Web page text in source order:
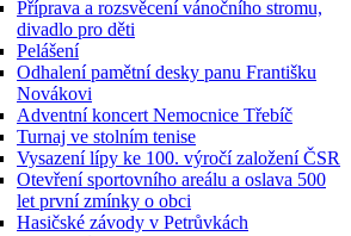
Příprava a rozsvěcení vánočního stromu,
divadlo pro děti
Pelášení
Odhalení pamětní desky panu Františku
Novákovi
Adventní koncert Nemocnice Třebíč
Turnaj ve stolním tenise
Vysazení lípy ke 100. výročí založení ČSR
Otevření sportovního areálu a oslava 500
let první zmínky o obci
Hasičské závody v Petrůvkách